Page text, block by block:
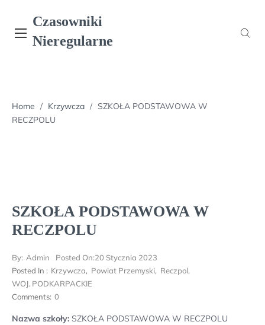
content
Czasowniki
Nieregularne
Home / Krzywcza / SZKOŁA PODSTAWOWA W
RECZPOLU
SZKOŁA PODSTAWOWA W
RECZPOLU
By: Admin Posted On:20 Stycznia 2023
Posted In : Krzywcza, Powiat Przemyski, Reczpol,
WOJ. PODKARPACKIE
Comments: 0
Nazwa szkoły: SZKOŁA PODSTAWOWA W RECZPOLU